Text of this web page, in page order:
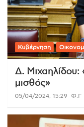
Κυβέρνηση
Δ. Μιχαηλίδου:
μισθός»
05/04/2024, 15:29 Φ.Γ